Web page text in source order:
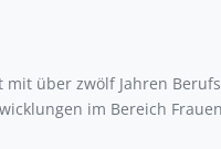
mit über zwölf Jahren
im Bereich